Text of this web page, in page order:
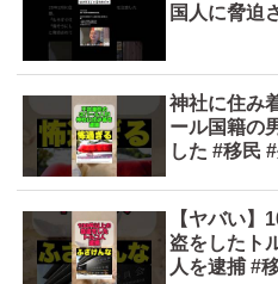
いくとヤバイ真実が浮かび上
国人に脅迫
神社に住み
ール国籍の
し
【ヤバい】
盗をしたト